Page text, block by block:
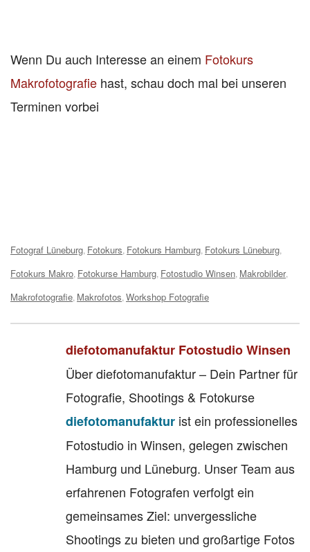
Wenn Du auch Interesse an einem Fotokurs
Makrofotografie hast, schau doch mal bei unseren
Terminen vorbei
Tags:
Fotograf Lüneburg Fotokurs Fotokurs Hamburg Fotokurs Lüneburg
Fotokurs Makro Fotokurse Hamburg Fotostudio Winsen Makrobilder,
Makrofotografie Makrofotos Workshop Fotografie
diefotomanufaktur Fotostudio Winsen
Über diefotomanufaktur – Dein Partner für
Fotografie, Shootings & Fotokurse
diefotomanufaktur ist ein professionelles
Fotostudio in Winsen, gelegen zwischen
Hamburg und Lüneburg. Unser Team aus
erfahrenen Fotografen verfolgt ein
gemeinsames Ziel: unvergessliche
Shootings zu bieten und großartige Fotos